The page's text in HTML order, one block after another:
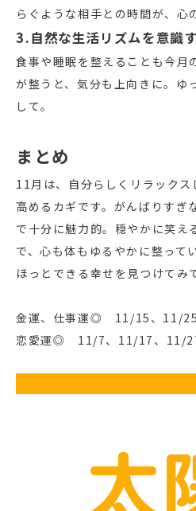
らぐような相手との時間が、心
3.自然な生活リズムを意識
食事や睡眠を整えることも今月
が整うと、気分も上向きに。ゆ
して。
まとめ
11月は、自分らしくリラック
高めるカギです。がんばりすぎ
で十分に魅力的。穏やかに笑え
で、心も体もゆるやかに整って
ほっとできる幸せを見つけてみ
金運、仕事運◎ 11/15、11/
恋愛運◎ 11/7、11/17、11/